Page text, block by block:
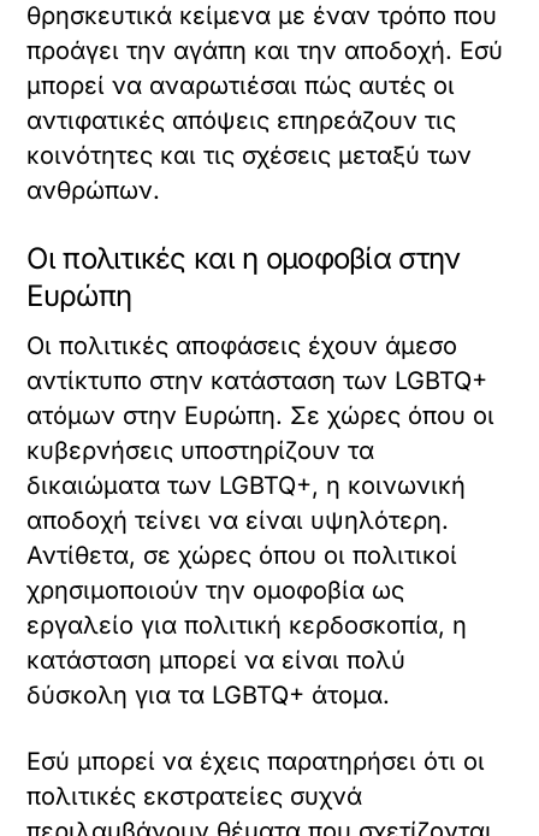
θρησκευτικά κείμενα με έναν τρόπο που
προάγει την αγάπη και την αποδοχή. Εσύ
μπορεί να αναρωτιέσαι πώς αυτές οι
αντιφατικές απόψεις επηρεάζουν τις
κοινότητες και τις σχέσεις μεταξύ των
ανθρώπων.
Οι πολιτικές και η ομοφοβία στην
Ευρώπη
Οι πολιτικές αποφάσεις έχουν άμεσο
αντίκτυπο στην κατάσταση των LGBTQ+
ατόμων στην Ευρώπη. Σε χώρες όπου οι
κυβερνήσεις υποστηρίζουν τα
δικαιώματα των LGBTQ+, η κοινωνική
αποδοχή τείνει να είναι υψηλότερη.
Αντίθετα, σε χώρες όπου οι πολιτικοί
χρησιμοποιούν την ομοφοβία ως
εργαλείο για πολιτική κερδοσκοπία, η
κατάσταση μπορεί να είναι πολύ
δύσκολη για τα LGBTQ+ άτομα.
Εσύ μπορεί να έχεις παρατηρήσει ότι οι
πολιτικές εκστρατείες συχνά